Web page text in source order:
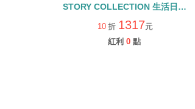
STORY COLLECTION 生活日常
組/硬頁翻翻書+QR CODE
10 折 1317元
紅利 0 點